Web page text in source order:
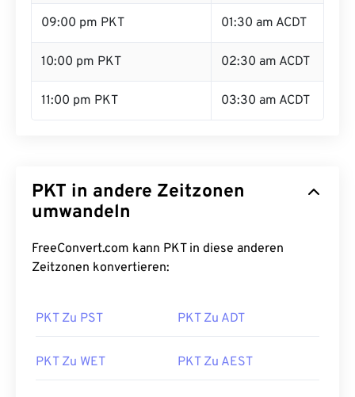
09:00 pm PKT 01:30 am ACDT
10:00 pm PKT 02:30 am ACDT
11:00 pm PKT 03:30 am ACDT
PKT in andere Zeitzonen
umwandeln
FreeConvert.com kann PKT in diese anderen
Zeitzonen konvertieren:
PKT Zu PST PKT Zu ADT
PKT Zu WET PKT Zu AEST